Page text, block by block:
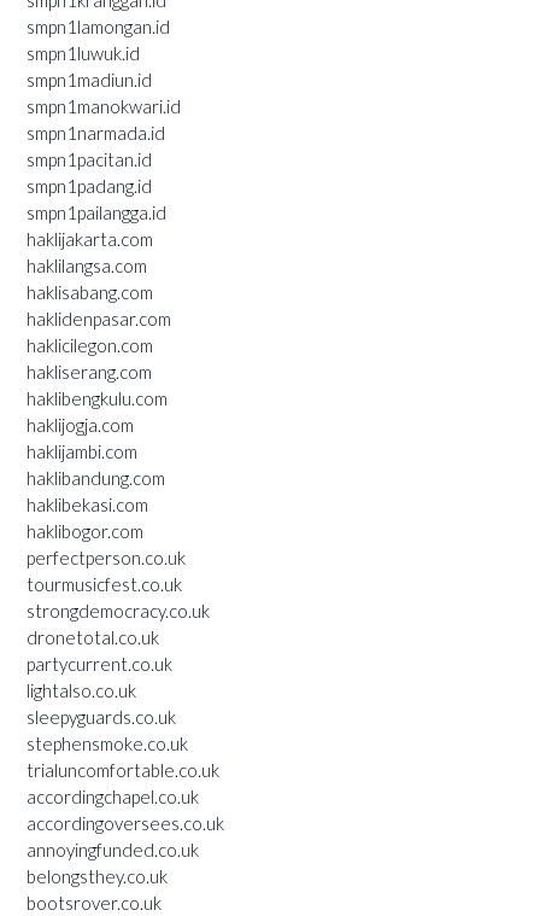
smpn1lamongan.id
smpn1luwuk.id
smpn1madiun.id
smpn1manokwari.id
smpn1narmada.id
smpn1pacitan.id
smpn1padang.id
smpn1pailangga.id
haklijakarta.com
haklilangsa.com
haklisabang.com
haklidenpasar.com
haklicilegon.com
hakliserang.com
haklibengkulu.com
haklijogja.com
haklijambi.com
haklibandung.com
haklibekasi.com
haklibogor.com
perfectperson.co.uk
tourmusicfest.co.uk
strongdemocracy.co.uk
dronetotal.co.uk
partycurrent.co.uk
lightalso.co.uk
sleepyguards.co.uk
stephensmoke.co.uk
trialuncomfortable.co.uk
accordingchapel.co.uk
accordingoversees.co.uk
annoyingfunded.co.uk
belongsthey.co.uk
bootsrover.co.uk